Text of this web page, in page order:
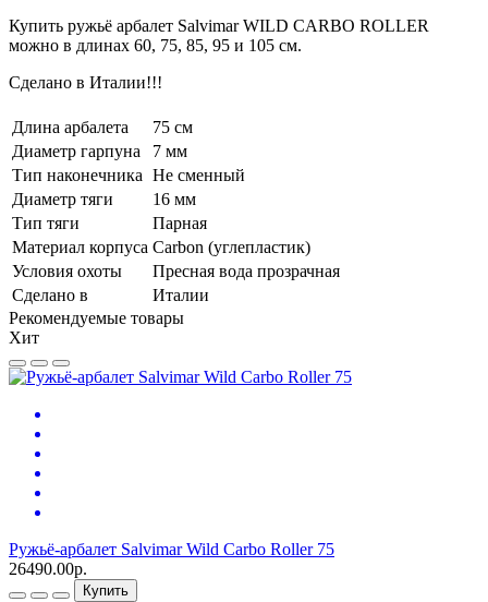
Купить ружьё арбалет Salvimar WILD CARBO ROLLER
можно в длинах 60, 75, 85, 95 и 105 см.
Сделано в Италии!!!
Длина арбалета
75 см
Диаметр гарпуна
7 мм
Тип наконечника Не сменный
Диаметр тяги
16 мм
Тип тяги
Парная
Материал корпуса Carbon (углепластик)
Условия охоты
Пресная вода прозрачная
Сделано в
Италии
Рекомендуемые товары
Хит
Ружьё-арбалет Salvimar Wild Carbo Roller 75
26490.00р.
Купить